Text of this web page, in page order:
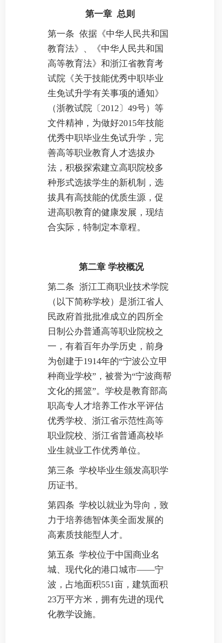
第一章 总则
第一条 依据《中华人民共和国
教育法》、《中华人民共和国
高等教育法》和浙江省教育考
试院《关于技能优秀中职毕业
生免试升学有关事项的通知》
（浙教试院〔2012〕49号）等
文件精神， 为做好2015年技能
优秀中职毕业生免试升学，完
善高等职业教育人才选拔办
法，积极探索建立高职院校多
种形式选拔学生的新机制，选
拔具有高技能的优质生源，促
进高职教育的健康发展，现结
合实际， 特制定本章程。
第二章 学校概况
第二条 浙江工商职业技术学院
（以下简称学校）是浙江省人
民政府首批批准成立的四所全
日制公办普通高等职业院校之
一，有着百年办学历史，前身
为创建于1914年的“宁波公立甲
种商业学校”，被誉为“宁波商帮
文化的摇篮”。学校是教育部高
职高专人才培养工作水平评估
优秀学校、浙江省示范性高等
职业院校、浙江省普通高校毕
业生就业工作优秀单位。
第三条 学校毕业生颁发高职学
历证书。
第四条 学校以就业为导向，致
力于培养德智体美全面发展的
高素质技能型人才。
第五条 学校位于中国商业名
城、现代化的港口城市——宁
波，占地面积551亩，建筑面积
23万平方米，拥有先进的现代
化教学设施。